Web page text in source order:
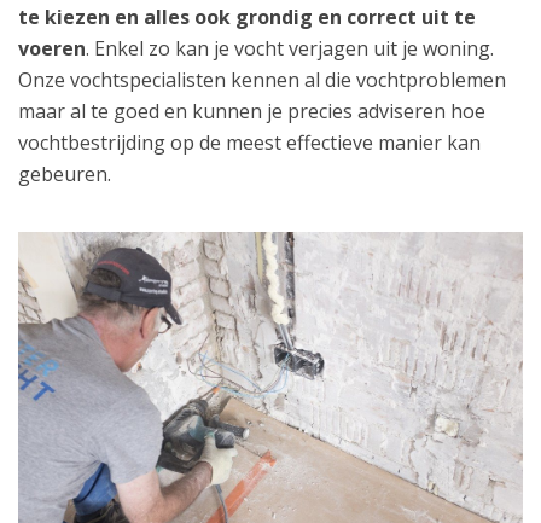
te kiezen en alles ook grondig en correct uit te
voeren. Enkel zo kan je vocht verjagen uit je woning.
Onze vochtspecialisten kennen al die vochtproblemen
maar al te goed en kunnen je precies adviseren hoe
vochtbestrijding op de meest effectieve manier kan
gebeuren.